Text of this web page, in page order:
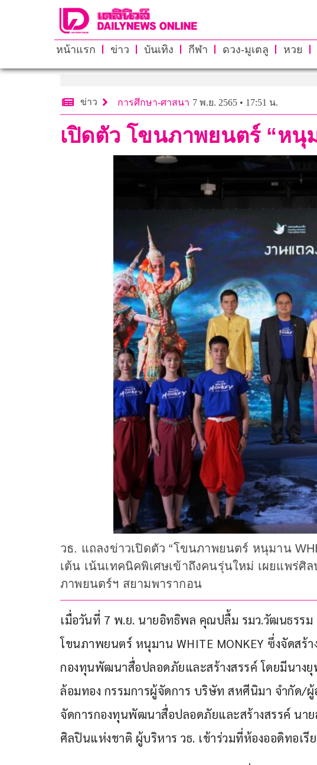
หน้าแรก ข่าว บันเทิง กีฬา ดวง-มูเตลู หวย
ข่าว การศึกษา-ศาสนา 7 พ.ย. 2565 • 17:51 น.
เปิดตัว โขนภาพยนตร์ “หนุ
วธ. แถลงข่าวเปิดตัว “โขนภาพยนตร์ หนุมาน
เต้น เน้นเทคนิคพิเศษเข้าถึงคนรุ่นใหม่ เผยแพร่
ภาพยนตร์ฯ สยามพารากอน
เมื่อวันที่ 7 พ.ย. นายอิทธิพล คุณปลื้ม รมว.วัฒนธรรม
โขนภาพยนตร์ หนุมาน WHITE MONKEY ซึ่งจัดสร้
กองทุนพัฒนาสื่อปลอดภัยและสร้างสรรค์ โดยมีนาง
ล้อมทอง กรรมการผู้จัดการ บริษัท สหศีนิมา จำกัด/ผู้
จัดการกองทุนพัฒนาสื่อปลอดภัยและสร้างสรรค์ นา
ศิลปินแห่งชาติ ผู้บริหาร วธ. เข้าร่วมที่ห้องออดิทอเ